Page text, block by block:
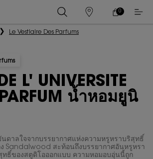
ร้าน
ค้า
ตะกร้า
0
0 PRODUCT IN
Le Vestiaire Des Parfums
L' UNIVERSITE
น้ำหอมยูนิ
ดาลใจจากบรรยากาศแห่งความหรูหราบริสุทธิ์
Sandalwood สะท้อนถึงบรรยากาศอันหรูหรา
ธิ์ของสตูดิโอออกแบบ ความหอมอบอุ่นนี้ถูก